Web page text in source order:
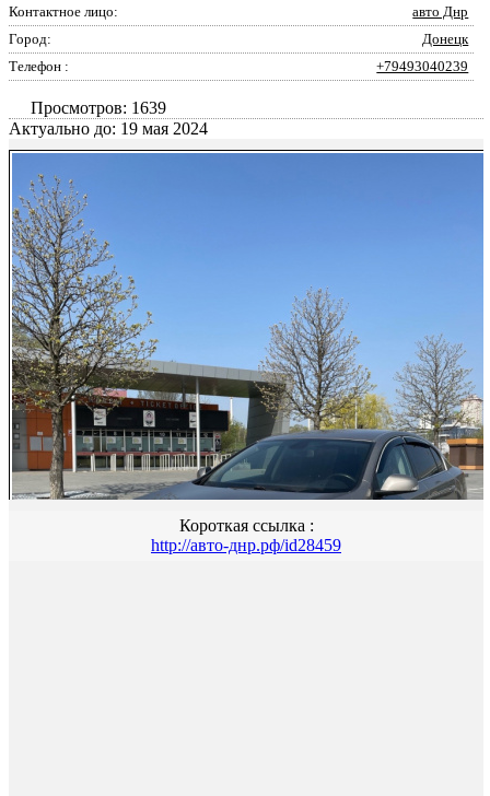
Контактное лицо:
авто Днр
Город:
Донецк
Телефон :
+79493040239
Просмотров: 1639
Актуально до: 19 мая 2024
Короткая ссылка :
http://авто-днр.рф/id28459